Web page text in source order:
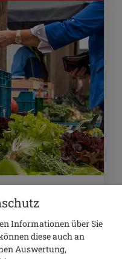
2026
Informationen über Sie
diese auch an
Auswertung,